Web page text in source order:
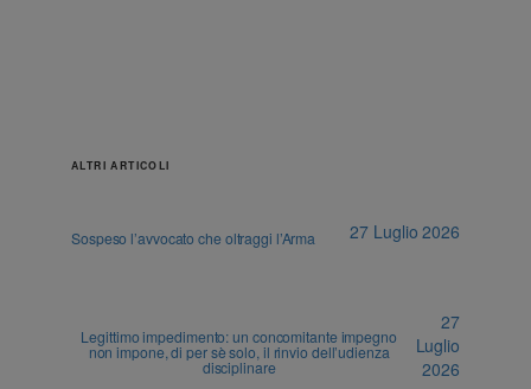
ALTRI ARTICOLI
Sospeso l’avvocato che oltraggi l’Arma 27 Luglio 2026
Legittimo impedimento: un concomitante impegno
non impone, di per sè solo, il rinvio dell’udienza
disciplinare
27
Luglio
2026